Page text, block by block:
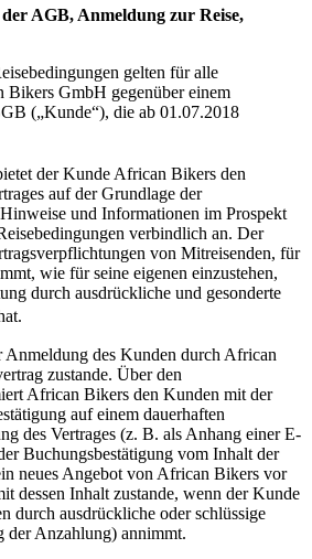
AGB, Anmeldung zur Reise,
gelten für alle
Bikers GmbH gegenüber einem
(„Kunde“), die ab 01.07.2018
der Kunde African Bikers den
auf der Grundlage der
und Informationen im Prospekt
verbindlich an. Der
von Mitreisenden, für
wie für seine eigenen einzustehen,
durch ausdrückliche und gesonderte
hat.
Anmeldung des Kunden durch African
zustande. Über den
African Bikers den Kunden mit der
auf einem dauerhaften
des Vertrages (z. B. als Anhang einer E-
Buchungsbestätigung vom Inhalt der
neues Angebot von African Bikers vor
dessen Inhalt zustande, wenn der Kunde
durch ausdrückliche oder schlüssige
Anzahlung) annimmt.